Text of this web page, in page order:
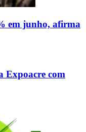
em junho, afirma
Expoacre com